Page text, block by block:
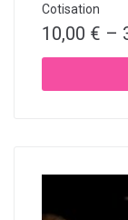
Cotisation
10,00 € –